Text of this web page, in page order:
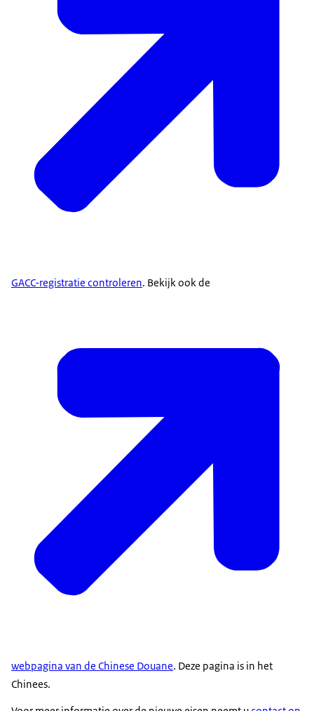
GACC-registratie controleren. Bekijk ook de
webpagina van de Chinese Douane. Deze pagina is in het
Chinees.